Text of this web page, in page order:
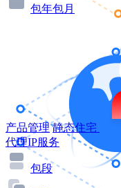
包年包月
产品管理 静态住宅
代理IP服务
包段